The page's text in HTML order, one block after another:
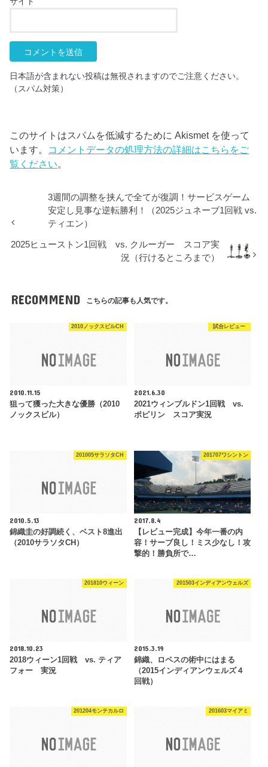
日本語が含まれない投稿は無視されますのでご注意ください。
（スパム対策）
このサイトはスパムを低減するために Akismet を使って
います。 コメントデータの処理方法の詳細はこちらをご
覧ください。
3週間の調整を挟んで全てが復調！サービスゲーム
安定し見事な逆転勝利！（2025ジュネーブ1回戦 vs.
ティエン）
2025ヒューストン1回戦 vs. クルーガー スコア実
況（行けるところまで）
RECOMMEND こちらの記事も人気です。
2010ノックスビルCH
2010.11.15
狙って獲った大きな優勝（2010
ノックスビル）
試合レビュー
2021.6.30
2021ウィンブルドン1回戦 vs.
ポピリン スコア実況
201005サラソタCH
2010.5.13
錦織圭の好調続く、ベスト8進出
（2010サラソタCH）
201707ワシントン
2017.8.4
【レビュー完成】今年一番の内
容！サーブ良し！ミス少なし！攻
撃的！勝負所で…
201810ウィーン
2018.10.23
2018ウィーン1回戦 vs. ティア
フォー 実況
201503インディアンウェルズ
2015.3.19
錦織、ロペスの術中にはまる
（2015インディアンウェルズ４
回戦）
201204モンテカルロ 201603マイアミ